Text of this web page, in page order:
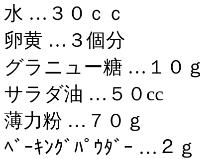
水 …３０ｃｃ
卵黄 …３個分
グラニュー糖 …１０ｇ
サラダ油 …５０cc
薄力粉 …７０ｇ
ﾍﾞｰｷﾝｸﾞﾊﾟｳﾀﾞｰ …２ｇ